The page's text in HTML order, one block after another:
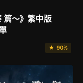
篇～》繁中版
★ 90%